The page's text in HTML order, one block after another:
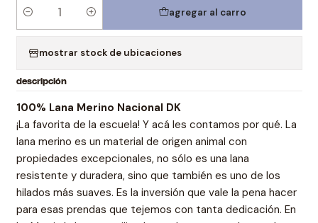
Cantidad
agregar al carro
mostrar stock de ubicaciones
descripción
100% Lana Merino Nacional DK
¡La favorita de la escuela! Y acá les contamos por qué. La
lana merino es un material de origen animal con
propiedades excepcionales, no sólo es una lana
resistente y duradera, sino que también es uno de los
hilados más suaves. Es la inversión que vale la pena hacer
para esas prendas que tejemos con tanta dedicación. En